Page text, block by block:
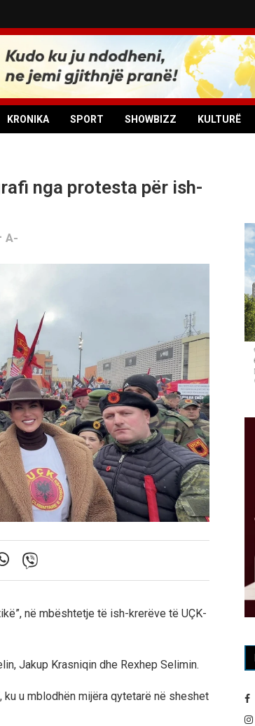
KRONIKA SPORT SHOWBIZZ KULTURË
nga protesta për ish-
A-
në mbështetje të ish-krerëve të UÇK-
Jakup Krasniqin dhe Rexhep Selimin.
ku u mblodhën mijëra qytetarë në sheshet